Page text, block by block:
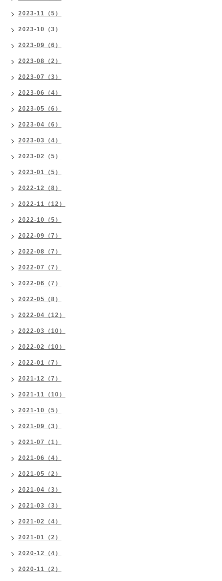
2023-11（5）
2023-10（3）
2023-09（6）
2023-08（2）
2023-07（3）
2023-06（4）
2023-05（6）
2023-04（6）
2023-03（4）
2023-02（5）
2023-01（5）
2022-12（8）
2022-11（12）
2022-10（5）
2022-09（7）
2022-08（7）
2022-07（7）
2022-06（7）
2022-05（8）
2022-04（12）
2022-03（10）
2022-02（10）
2022-01（7）
2021-12（7）
2021-11（10）
2021-10（5）
2021-09（3）
2021-07（1）
2021-06（4）
2021-05（2）
2021-04（3）
2021-03（3）
2021-02（4）
2021-01（2）
2020-12（4）
2020-11（2）